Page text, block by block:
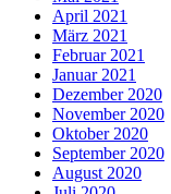
April 2021
März 2021
Februar 2021
Januar 2021
Dezember 2020
November 2020
Oktober 2020
September 2020
August 2020